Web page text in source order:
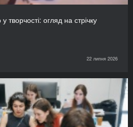
творчості: огляд на стрічку
22 липня 2026